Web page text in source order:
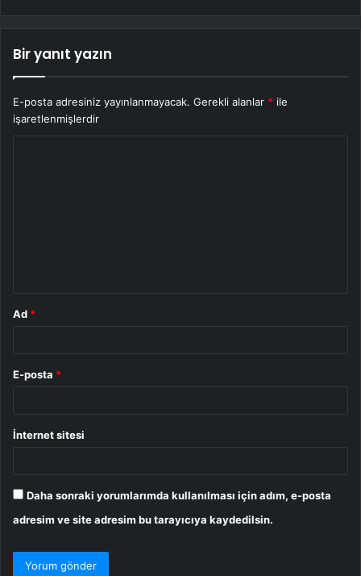
Bir yanıt yazın
E-posta adresiniz yayınlanmayacak. Gerekli alanlar * ile
işaretlenmişlerdir
Ad *
E-posta *
İnternet sitesi
Daha sonraki yorumlarımda kullanılması için adım, e-posta
adresim ve site adresim bu tarayıcıya kaydedilsin.